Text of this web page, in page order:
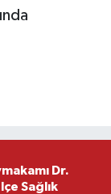
Dr.
Sağlık